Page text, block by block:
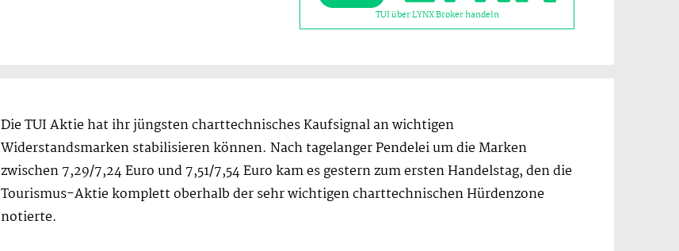
TUI über LYNX Broker handeln
Die TUI Aktie hat ihr jüngsten charttechnisches Kaufsignal an wichtigen
Widerstandsmarken stabilisieren können. Nach tagelanger Pendelei um die Marken
zwischen 7,29/7,24 Euro und 7,51/7,54 Euro kam es gestern zum ersten Handelstag, den die
Tourismus-Aktie komplett oberhalb der sehr wichtigen charttechnischen Hürdenzone
notierte.